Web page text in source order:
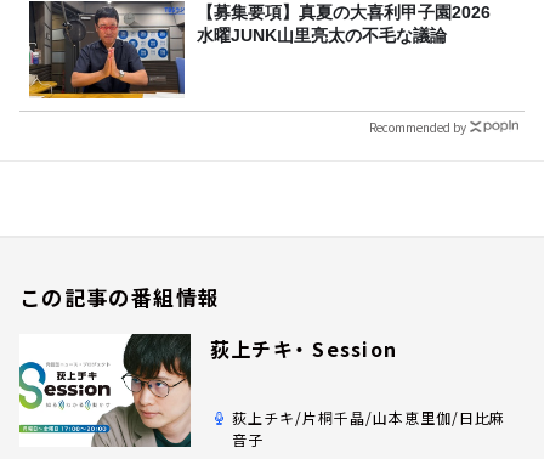
【募集要項】真夏の大喜利甲子園2026
水曜JUNK山里亮太の不毛な議論
Recommended by
この記事の番組情報
荻上チキ・ Session
荻上チキ/片桐千晶/山本恵里伽/日比麻
音子